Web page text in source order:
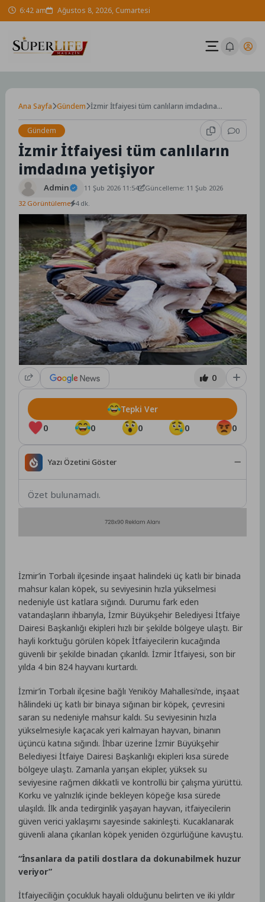
Skip 6:42 am Ağustos 8, 2026, Cumartesi
Ana Sayfa Gündem İzmir İtfaiyesi tüm canlıların imdadına
Gündem
0
İzmir İtfaiyesi tüm canlıların
imdadına yetişiyor
Admin 11 Şub 2026 11:54
Güncelleme: 11 Şub 2026
32 Görüntüleme 4 dk.
0
0 0 0 0 0
Tepki Ver
Yazı Özetini Göster
Özet bulunamadı.
İzmir’in Torbalı ilçesinde inşaat halindeki üç katlı bir binada
mahsur kalan köpek, su seviyesinin hızla yükselmesi
nedeniyle üst katlara sığındı. Durumu fark eden
vatandaşların ihbarıyla, İzmir Büyükşehir Belediyesi İtfaiye
Dairesi Başkanlığı ekipleri hızlı bir şekilde bölgeye ulaştı. Bir
hayli korktuğu görülen köpek İtfaiyecilerin kucağında
güvenli bir şekilde binadan çıkarıldı. İzmir İtfaiyesi, son bir
yılda 4 bin 824 hayvanı kurtardı.
İzmir’in Torbalı ilçesine bağlı Yeniköy Mahallesi’nde, inşaat
hâlindeki üç katlı bir binaya sığınan bir köpek, çevresini
saran su nedeniyle mahsur kaldı. Su seviyesinin hızla
yükselmesiyle kaçacak yeri kalmayan hayvan, binanın
üçüncü katına sığındı. İhbar üzerine İzmir Büyükşehir
Belediyesi İtfaiye Dairesi Başkanlığı ekipleri kısa sürede
bölgeye ulaştı. Zamanla yarışan ekipler, yüksek su
seviyesine rağmen dikkatli ve kontrollü bir çalışma yürüttü.
Korku ve yalnızlık içinde bekleyen köpeğe kısa sürede
ulaşıldı. İlk anda tedirginlik yaşayan hayvan, itfaiyecilerin
güven verici yaklaşımı sayesinde sakinleşti. Kucaklanarak
güvenli alana çıkarılan köpek yeniden özgürlüğüne kavuştu.
“İnsanlara da patili dostlara da dokunabilmek huzur
veriyor”
İtfaiyeciliğin çocukluk hayali olduğunu belirten ve iki yıldır